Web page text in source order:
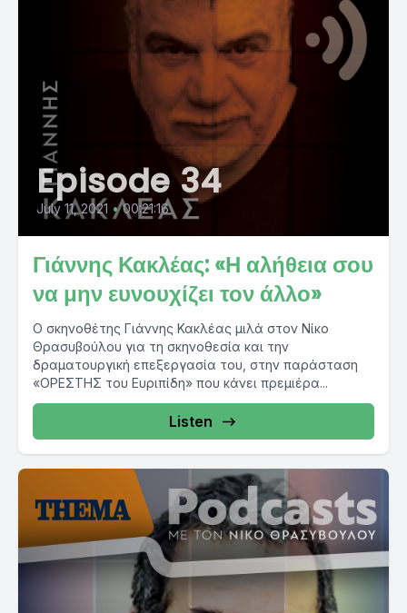
Episode 34
July 11, 2021 • 00:21:16
Γιάννης Κακλέας: «Η αλήθεια σου
να μην ευνουχίζει τον άλλο»
Ο σκηνοθέτης Γιάννης Κακλέας μιλά στον Νίκο
Θρασυβούλου για τη σκηνοθεσία και την
δραματουργική επεξεργασία του, στην παράσταση
«ΟΡΕΣΤΗΣ του Ευριπίδη» που κάνει πρεμιέρα...
Listen